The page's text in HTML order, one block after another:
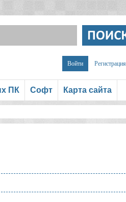
Войти Регистрация
ПК Софт Карта сайта